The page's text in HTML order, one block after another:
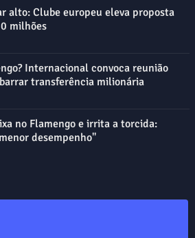
alto: Clube europeu eleva proposta
milhões
Internacional convoca reunião
transferência milionária
no Flamengo e irrita a torcida:
desempenho"